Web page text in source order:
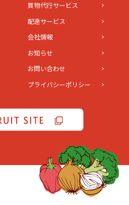
買物代行サービス
配達サービス
会社情報
お知らせ
お問い合わせ
プライバシーポリシー